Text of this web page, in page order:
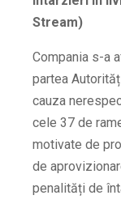
Stream)
Compania s-a
partea
cauza
cele 37 de
motivate de
de
penalități de